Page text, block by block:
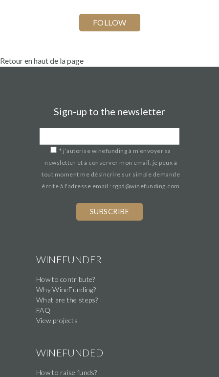
Retour en haut de la page
Sign-up to the newsletter
* j’autorise winefunding à m'envoyer sa
newsletter et à conserver mon email. je peux à
tout moment me désincrire sur simple demande
écrite à l'adresse email : rgpd@winefunding.com
WINEFUNDER
How to contribute?
Why WineFunding?
What are the steps?
FAQ
View projects
WINEFUNDED
How to raise funds?